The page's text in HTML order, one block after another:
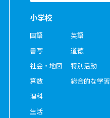
小学校
国語
書写
社会・地図
算数
理科
生活
英語
道徳
特別活動
総合的な学習